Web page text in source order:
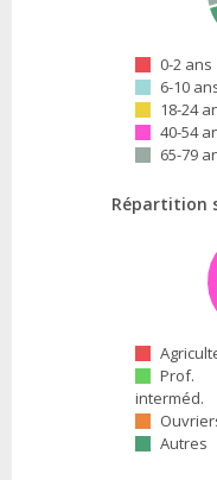
0-2 ans
6-10
18-24
40-54
65-79
Répartition
Prof.
interméd.
Autres